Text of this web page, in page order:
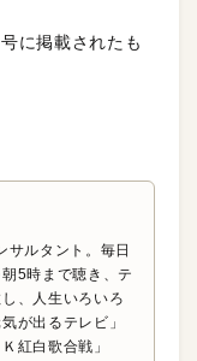
に掲載されたも
サルタント。毎日
5時まで聴き、テ
、人生いろいろ
が出るテレビ」
紅白歌合戦」